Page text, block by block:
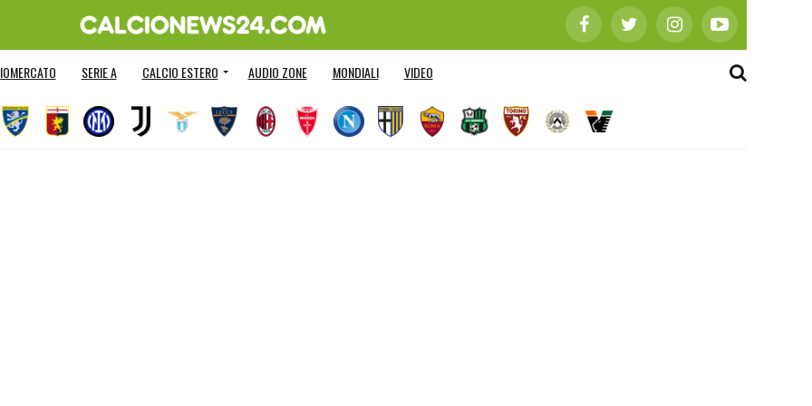
SERIE A CALCIO ESTERO AUDIO ZONE MONDIALI VIDEO